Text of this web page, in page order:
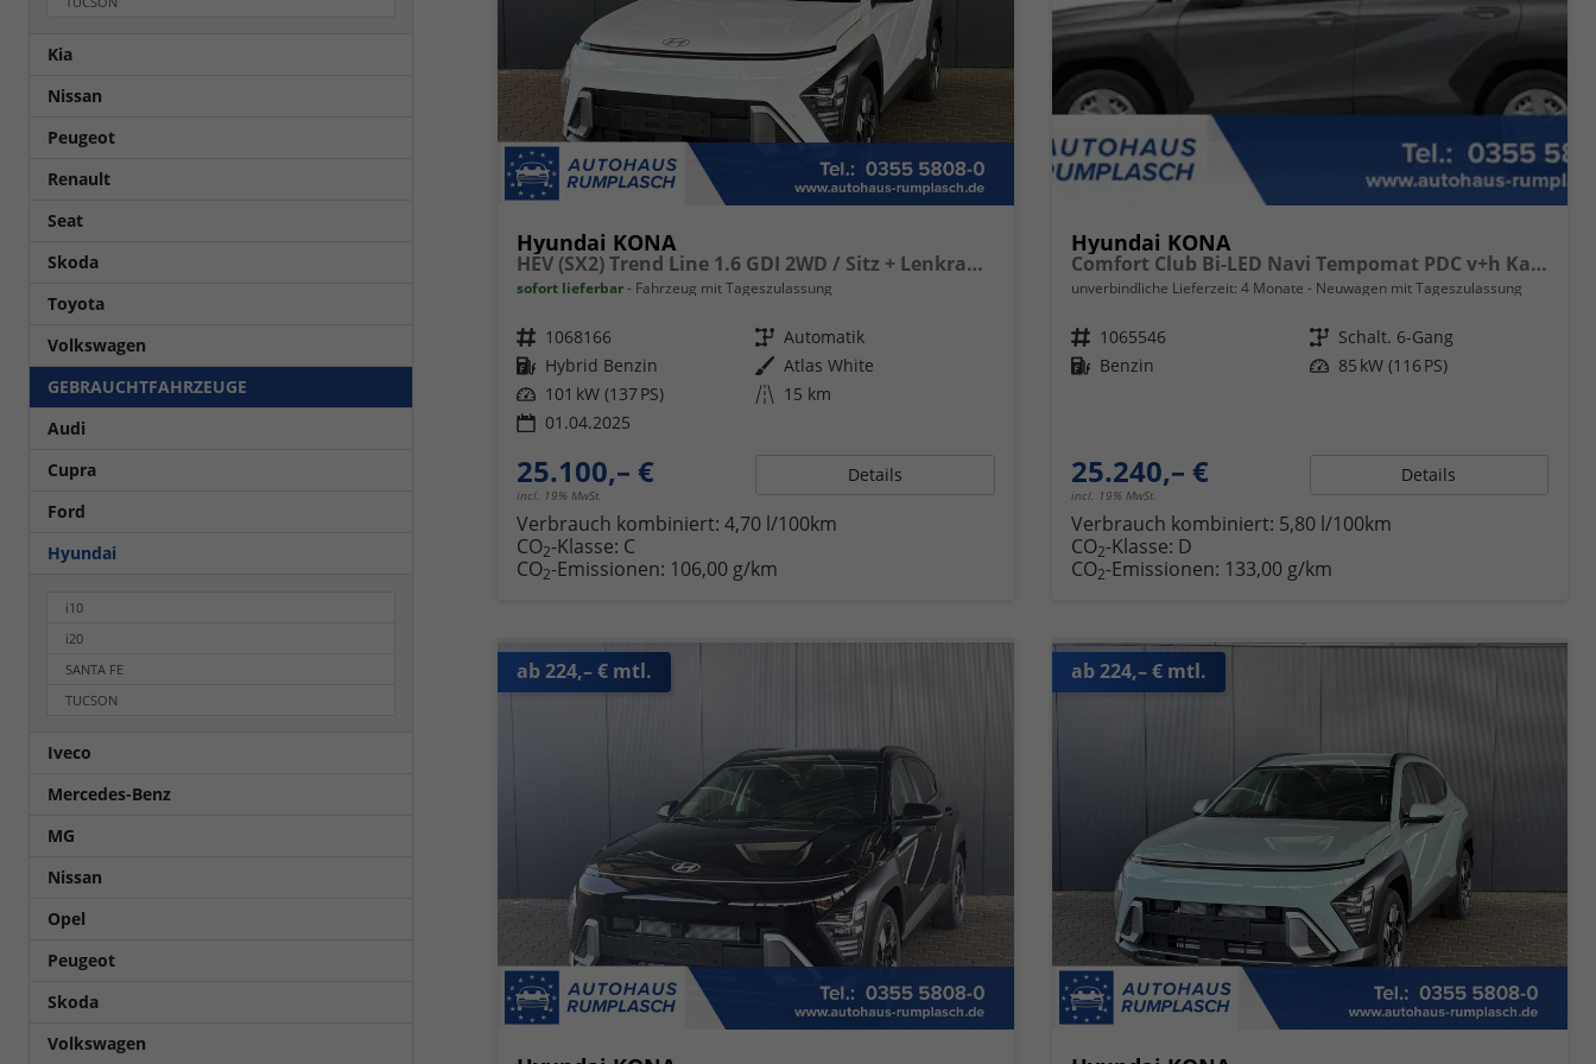
Hyundai KONA
HEV (SX2) Trend Line 1.6 GDI 2WD / Sitz + Lenkradheizung Tempomat Alu 18"
sofort lieferbar Fahrzeug mit Tageszulassung
Fahrzeugnr. 1068166 Getriebe Automatik
Kraftstoff Hybrid Benzin Außenfarbe Atlas White
Leistung 101 kW (137 PS) Kilometerstand 15 km
01.04.2025
25.100,– €
incl. 19% MwSt.
Details
Verbrauch kombiniert:4,70 l/100km
CO2-Klasse: C
CO2-Emissionen: 106,00 g/km
Hyundai KONA
Comfort Club Bi-LED Navi Tempomat PDC v+h Kamera
unverbindliche Lieferzeit: 4 Monate Neuwagen mit Tageszulassung
Fahrzeugnr. 1065546 Getriebe Schalt. 6-Gang
Kraftstoff Benzin Leistung 85 kW (116 PS)
25.240,– €
incl. 19% MwSt.
Details
Verbrauch kombiniert: 5,80 l/100km
CO2-Klasse: D
CO2-Emissionen: 133,00 g/km
ab 224,– € mtl. ab 224,– € mtl.
Kia
Nissan
Peugeot
Renault
Seat
Skoda
Toyota
Volkswagen
GEBRAUCHTFAHRZEUGE
Audi
Cupra
Ford
Hyundai
i10
i20
SANTA FE
TUCSON
Iveco
Mercedes-Benz
MG
Nissan
Opel
Peugeot
Skoda
Volkswagen